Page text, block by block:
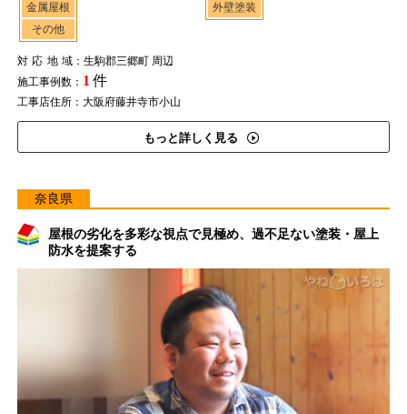
金属屋根
その他
外壁塗装
対応地域：生駒郡三郷町 周辺
施工事例数： 1 件
工事店住所：大阪府藤井寺市小山
もっと詳しく見る
奈良県
屋根の劣化を多彩な視点で見極め、過不足ない塗装・屋上
防水を提案する